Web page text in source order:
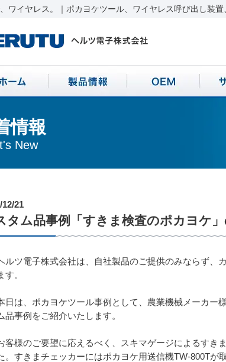
ワイヤレス。｜ポカヨケツール、ワイヤレス呼び出し装
情報
New
12/21
タム品事例「すきま検査のポカヨケ
ルツ電子株式会社は、自社製品のご提供のみならず、
す。
日は、ポカヨケツール事例として、農業機械メーカー
品事例をご紹介いたします。
客様のご要望に応えるべく、スキマゲージによるすき
。すきまチェッカーにはポカヨケ用送信機TW-800Tが